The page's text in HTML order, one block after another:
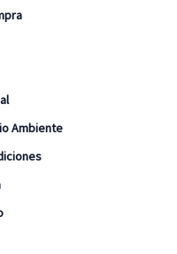
Ambiente